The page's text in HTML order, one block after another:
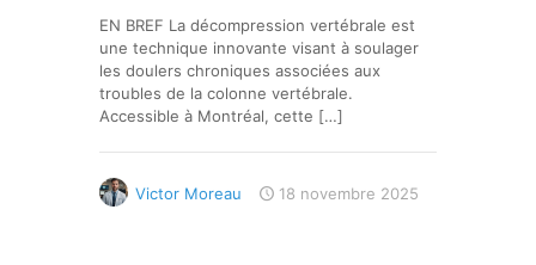
EN BREF La décompression vertébrale est
une technique innovante visant à soulager
les doulers chroniques associées aux
troubles de la colonne vertébrale.
Accessible à Montréal, cette […]
Victor Moreau 18 novembre 2025